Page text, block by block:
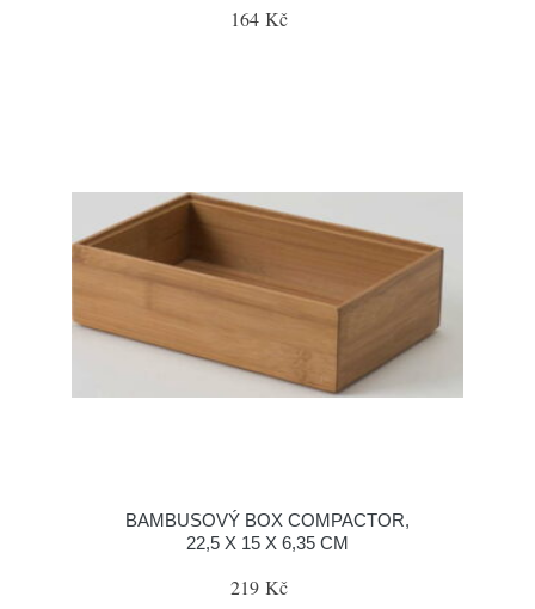
164 Kč
BAMBUSOVÝ BOX COMPACTOR,
22,5 X 15 X 6,35 CM
219 Kč